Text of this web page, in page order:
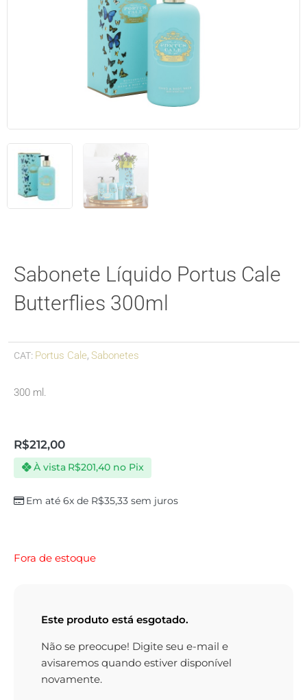
Sabonete Líquido Portus Cale
Butterflies 300ml
CAT: Portus Cale, Sabonetes
300 ml.
R$212,00
Em até 6x de R$35,33 sem juros
À vista R$201,40 no Pix
Fora de estoque
Este produto está esgotado.
Não se preocupe! Digite seu e-mail e
avisaremos quando estiver disponível
novamente.